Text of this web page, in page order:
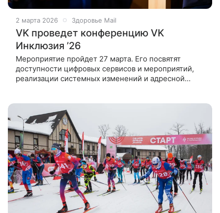
2 марта 2026 Здоровье Mail
VK проведет конференцию VK
Инклюзия ’26
Мероприятие пройдет 27 марта. Его посвятят
доступности цифровых сервисов и мероприятий,
реализации системных изменений и адресной